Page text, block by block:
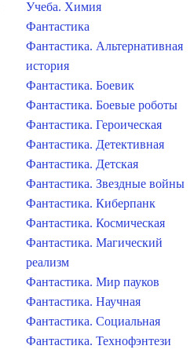
Учеба. Химия
Фантастика
Фантастика. Альтернативная
история
Фантастика. Боевик
Фантастика. Боевые роботы
Фантастика. Героическая
Фантастика. Детективная
Фантастика. Детская
Фантастика. Звездные войны
Фантастика. Киберпанк
Фантастика. Космическая
Фантастика. Магический
реализм
Фантастика. Мир пауков
Фантастика. Научная
Фантастика. Социальная
Фантастика. Технофэнтези